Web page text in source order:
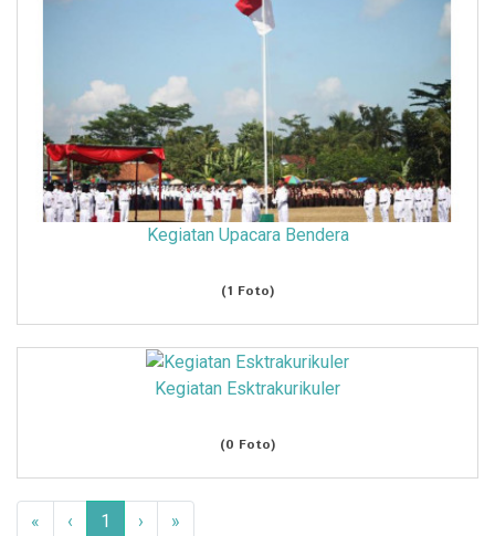
Kegiatan Upacara Bendera
(1 Foto)
Kegiatan Esktrakurikuler
(0 Foto)
« ‹ 1 › »